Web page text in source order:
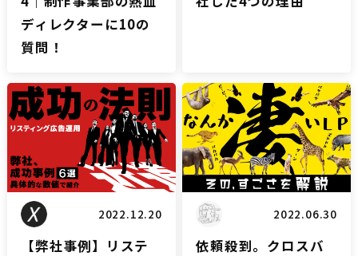
ディレクターに10の
質問！
リスティングブログ
2022.12.20
【弊社事例】リステ
LPブログ
2022.06.30
依頼殺到。クロスバ